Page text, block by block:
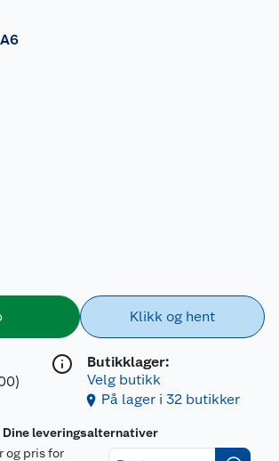
A6
Klikk og hent
Butikklager:
Velg butikk
På lager i 32 butikker
Dine leveringsalternativer
og pris for